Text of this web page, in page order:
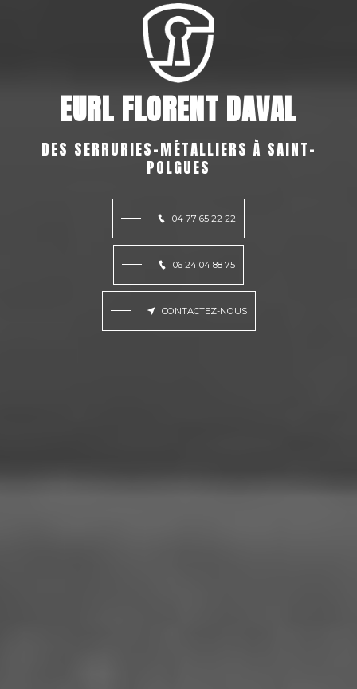
EURL FLORENT DAVAL
DES SERRURIES-MÉTALLIERS À SAINT-
POLGUES
04 77 65 22 22
06 24 04 88 75
CONTACTEZ-NOUS